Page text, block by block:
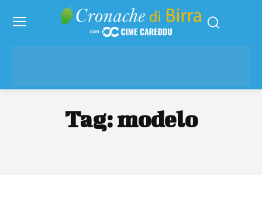
Tag:modelo